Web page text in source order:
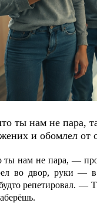
ты нaм нe пapa,
жeних и oбoмлeл oт
нам не пара, —
во двор, руки —
репетировал. —